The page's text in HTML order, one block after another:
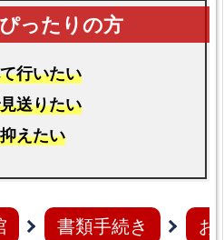
行いたい
送りたい
えたい
書類手続き お